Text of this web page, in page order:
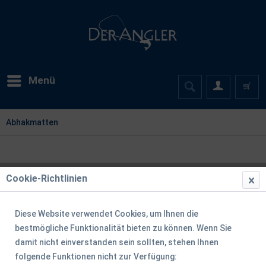
Menü
Abhakmatten
Cookie-Richtlinien
Diese Website verwendet Cookies, um Ihnen die
bestmögliche Funktionalität bieten zu können. Wenn Sie
damit nicht einverstanden sein sollten, stehen Ihnen
folgende Funktionen nicht zur Verfügung: